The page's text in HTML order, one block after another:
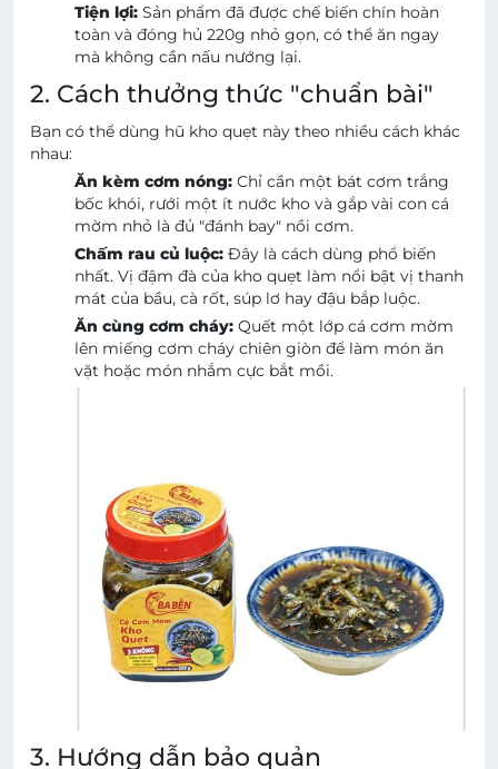
Tiện lợi: Sản phẩm đã được chế biến chín hoàn
toàn và đóng hủ 220g nhỏ gọn, có thể ăn ngay
mà không cần nấu nướng lại.
2. Cách thưởng thức "chuẩn bài"
Bạn có thể dùng hũ kho quẹt này theo nhiều cách khác
nhau:
Ăn kèm cơm nóng: Chỉ cần một bát cơm trắng
bốc khói, rưới một ít nước kho và gắp vài con cá
mờm nhỏ là đủ "đánh bay" nồi cơm.
Chấm rau củ luộc: Đây là cách dùng phổ biến
nhất. Vị đậm đà của kho quẹt làm nổi bật vị thanh
mát của bầu, cà rốt, súp lơ hay đậu bắp luộc.
Ăn cùng cơm cháy: Quết một lớp cá cơm mờm
lên miếng cơm cháy chiên giòn để làm món ăn
vặt hoặc món nhắm cực bắt mồi.
3. Hướng dẫn bảo quản